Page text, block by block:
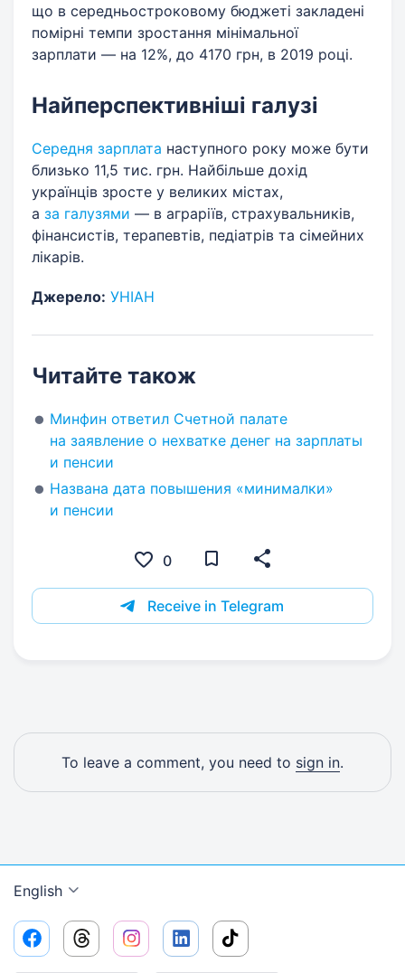
що в середньостроковому бюджеті закладені
помірні темпи зростання мінімальної
зарплати — на 12%, до 4170 грн, в 2019 році.
Найперспективніші галузі
Середня зарплата наступного року може бути
близько 11,5 тис. грн. Найбільше дохід
українців зросте у великих містах,
а за галузями — в аграріїв, страхувальників,
фінансистів, терапевтів, педіатрів та сімейних
лікарів.
Джерело: УНІАН
Читайте також
Минфин ответил Счетной палате
на заявление о нехватке денег на зарплаты
и пенсии
Названа дата повышения «минималки»
и пенсии
0
Receive in Telegram
To leave a comment, you need to sign in.
English